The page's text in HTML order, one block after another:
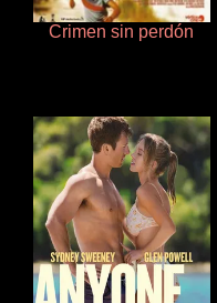
Crimen sin perdón